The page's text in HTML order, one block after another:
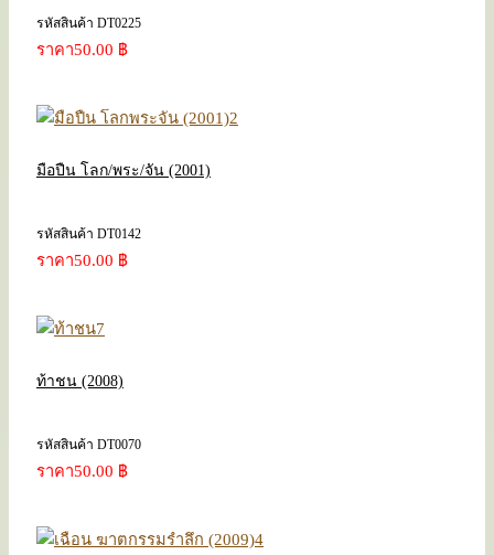
รหัสสินค้า DT0225
ราคา50.00 ฿
มือปืน โลก/พระ/จัน (2001)
รหัสสินค้า DT0142
ราคา50.00 ฿
ท้าชน (2008)
รหัสสินค้า DT0070
ราคา50.00 ฿